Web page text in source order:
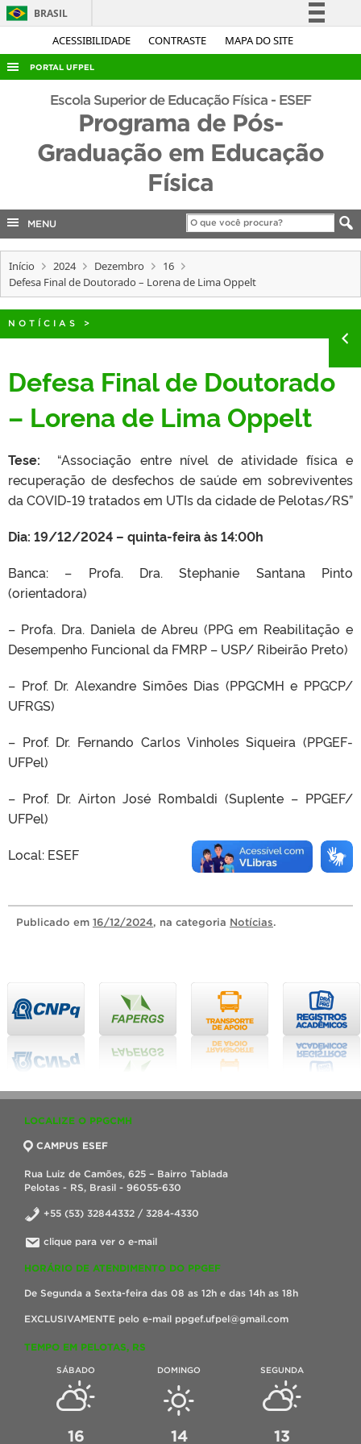
ACESSIBILIDADE CONTRASTE MAPA DO SITE
BRASIL
Simplifique!
Acesso à informação
Legislação
Canais
PORTAL UFPEL
ACESSO À INFORMAÇÃO
COBALTO
PORTARIAS
Escola Superior de Educação Física - ESEF
Programa de Pós-
Graduação em Educação
Física
MENU
Início 2024 Dezembro
16
Defesa Final de Doutorado – Lorena de Lima Oppelt
NOTÍCIAS >
Defesa Final de Doutorado
– Lorena de Lima Oppelt
Tese: “Associação entre nível de atividade física e
recuperação de desfechos de saúde em sobreviventes
da COVID-19 tratados em UTIs da cidade de Pelotas/RS”
Dia: 19/12/2024 – quinta-feira às 14:00h
Banca: – Profa. Dra. Stephanie Santana Pinto
(orientadora)
– Profa. Dra. Daniela de Abreu (PPG em Reabilitação e
Desempenho Funcional da FMRP – USP/ Ribeirão Preto)
– Prof. Dr. Alexandre Simões Dias (PPGCMH e PPGCP/
UFRGS)
– Prof. Dr. Fernando Carlos Vinholes Siqueira (PPGEF-
UFPel)
– Prof. Dr. Airton José Rombaldi (Suplente – PPGEF/
UFPel)
Local: ESEF
Publicado em 16/12/2024, na categoria Notícias.
LOCALIZE O PPGCMH
CAMPUS ESEF
Rua Luiz de Camões, 625 – Bairro Tablada
Pelotas - RS, Brasil - 96055-630
+55 (53) 32844332 / 3284-4330
clique para ver o e-mail
HORÁRIO DE ATENDIMENTO DO PPGEF
De Segunda a Sexta-feira das 08 as 12h e das 14h as 18h
EXCLUSIVAMENTE pelo e-mail ppgef.ufpel@gmail.com
TEMPO EM PELOTAS, RS
SÁBADO
16
DOMINGO
14
SEGUNDA
13